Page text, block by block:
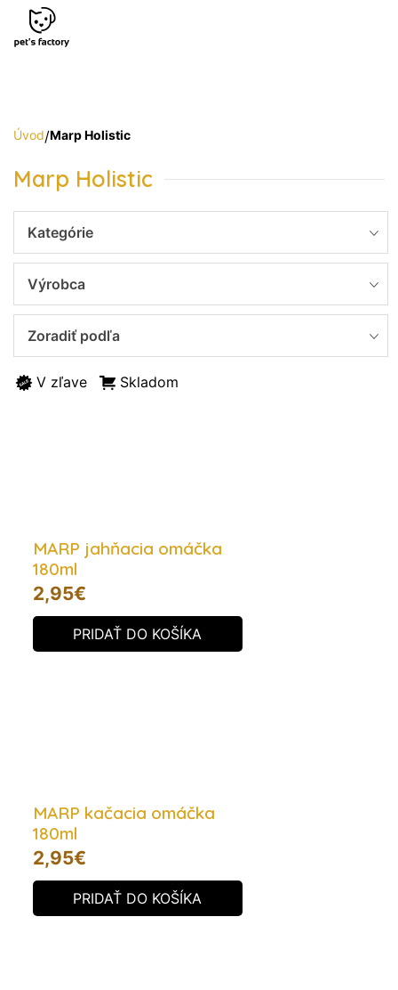
Úvod/Marp Holistic
Marp Holistic
Kategórie
Výrobca
Zoradiť podľa
V zľave Skladom
MARP jahňacia omáčka
180ml
2,95€
PRIDAŤ DO KOŠÍKA
MARP kačacia omáčka
180ml
2,95€
PRIDAŤ DO KOŠÍKA